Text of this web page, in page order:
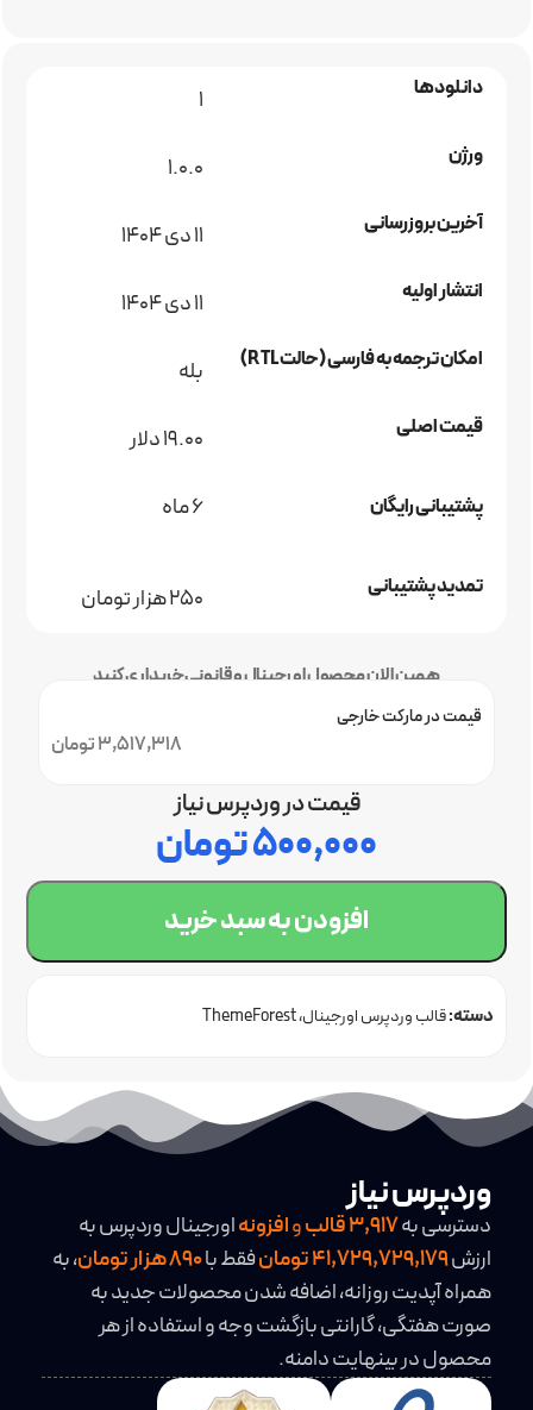
دانلودها 1
ورژن 1.0.0
آخرین بروزرسانی 11 دی 1404
انتشار اولیه 11 دی 1404
امکان ترجمه به فارسی (حالت RTL) بله
قیمت اصلی 19.00 دلار
پشتیبانی رایگان 6 ماه
تمدید پشتیبانی 250 هزار تومان
همین الان محصول اورجینال و قانونی خریداری کنید
3,517,318 تومان
قیمت در مارکت خارجی
قیمت در وردپرس نیاز
۵۰۰,۰۰۰تومان
افزودن به سبد خرید
دسته:قالب وردپرس اورجینال ThemeForest
وردپرس نیاز
دسترسی به3,917قالبوافزونهاورجینال وردپرس به
ارزش41,729,729,179 تومان فقط با
، به
همراه آپدیت روزانه، اضافه شدن محصولات جدید به
صورت هفتگی، گارانتی بازگشت وجه و استفاده از هر
محصول در بینهایت دامنه.